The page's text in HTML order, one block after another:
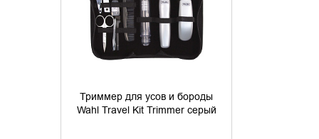
Триммер для усов и бороды
Wahl Travel Kit Trimmer серый